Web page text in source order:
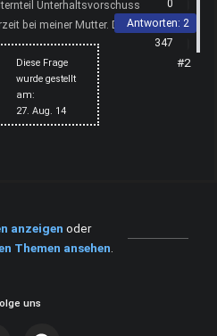
Unterhaltsvorschuss
bei meiner Mutter. Der
und ...
Diese Frage
wurde gestellt
am:
27. Aug. 14
0
Antworten: 2
347
#2
anzeigen oder
Themen ansehen.
uns